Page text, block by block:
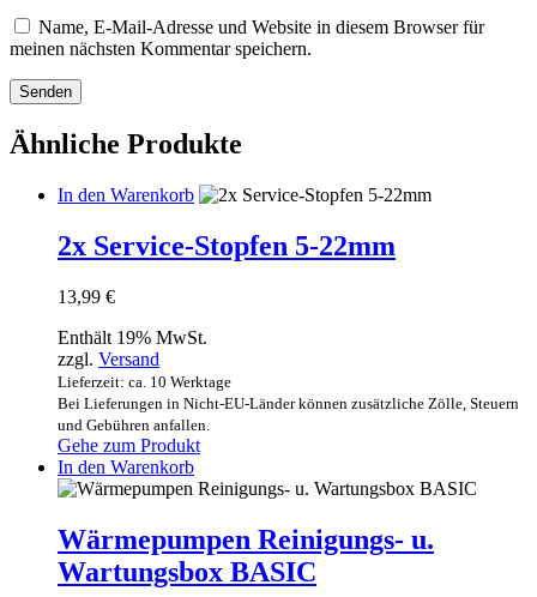
Name, E-Mail-Adresse und Website in diesem Browser für
meinen nächsten Kommentar speichern.
Ähnliche Produkte
In den Warenkorb
2x Service-Stopfen 5-22mm
13,99 €
Enthält 19% MwSt.
zzgl. Versand
Lieferzeit: ca. 10 Werktage
Bei Lieferungen in Nicht-EU-Länder können zusätzliche Zölle, Steuern
und Gebühren anfallen.
Gehe zum Produkt
In den Warenkorb
Wärmepumpen Reinigungs- u.
Wartungsbox BASIC